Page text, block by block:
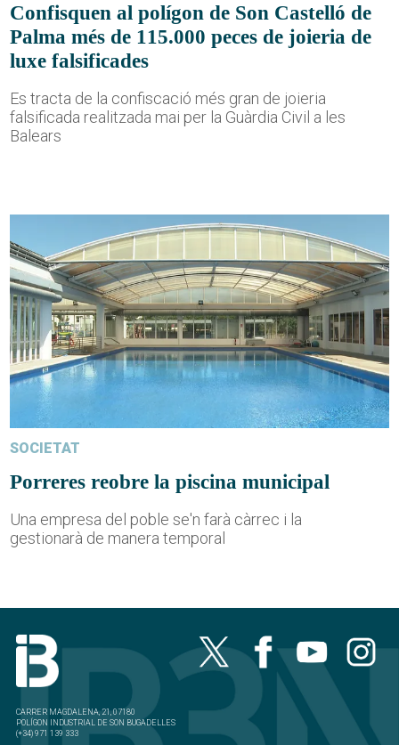
Confisquen al polígon de Son Castelló de
Palma més de 115.000 peces de joieria de
luxe falsificades
Es tracta de la confiscació més gran de joieria
falsificada realitzada mai per la Guàrdia Civil a les
Balears
SOCIETAT
Porreres reobre la piscina municipal
Una empresa del poble se'n farà càrrec i la
gestionarà de manera temporal
CARRER MAGDALENA, 21, 07180
POLÍGON INDUSTRIAL DE SON BUGADELLES
(+34) 971 139 333